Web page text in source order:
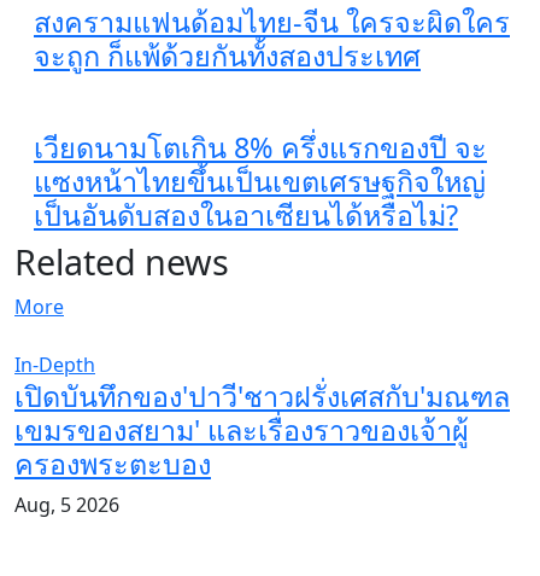
สงครามแฟนด้อมไทย-จีน ใครจะผิดใคร
จะถูก ก็แพ้ด้วยกันทั้งสองประเทศ
เวียดนามโตเกิน 8% ครึ่งแรกของปี จะ
แซงหน้าไทยขึ้นเป็นเขตเศรษฐกิจใหญ่
เป็นอันดับสองในอาเซียนได้หรือไม่?
Related news
More
In-Depth
เปิดบันทึกของ'ปาวี'ชาวฝรั่งเศสกับ'มณฑล
เขมรของสยาม' และเรื่องราวของเจ้าผู้
ครองพระตะบอง
Aug, 5 2026